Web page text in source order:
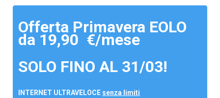
Offerta Primavera EOLO
da 19,90 €/mese
SOLO FINO AL 31/03!
INTERNET ULTRAVELOCE senza limiti